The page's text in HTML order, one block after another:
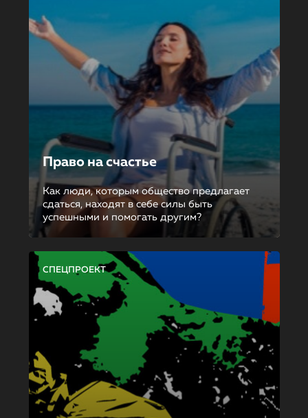
Право на счастье
Как люди, которым общество предлагает
сдаться, находят в себе силы быть
успешными и помогать другим?
СПЕЦПРОЕКТ